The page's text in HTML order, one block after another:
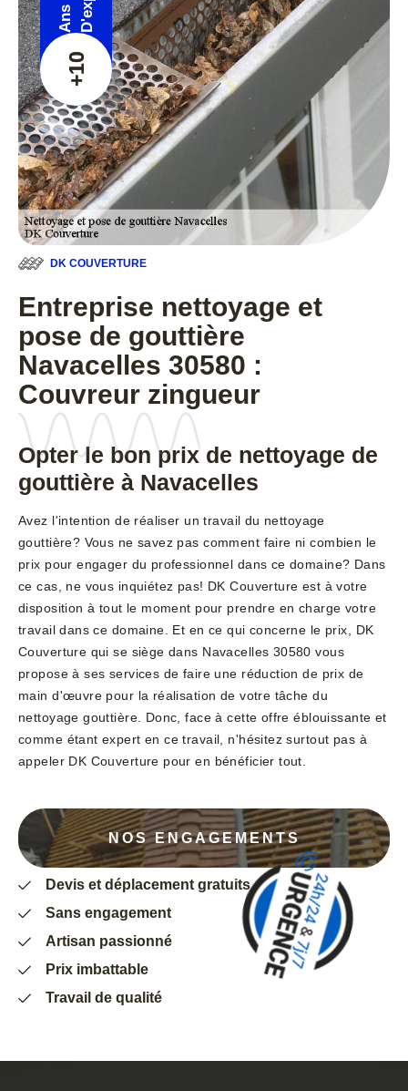
+10
Ans
DK COUVERTURE
Entreprise nettoyage et
pose de gouttière
Navacelles 30580 :
Couvreur zingueur
Opter le bon prix de nettoyage de
gouttière à Navacelles
Avez l'intention de réaliser un travail du nettoyage
gouttière? Vous ne savez pas comment faire ni combien le
prix pour engager du professionnel dans ce domaine? Dans
ce cas, ne vous inquiétez pas! DK Couverture est à votre
disposition à tout le moment pour prendre en charge votre
travail dans ce domaine. Et en ce qui concerne le prix, DK
Couverture qui se siège dans Navacelles 30580 vous
propose à ses services de faire une réduction de prix de
main d'œuvre pour la réalisation de votre tâche du
nettoyage gouttière. Donc, face à cette offre éblouissante et
comme étant expert en ce travail, n'hésitez surtout pas à
appeler DK Couverture pour en bénéficier tout.
NOS ENGAGEMENTS
Devis et déplacement gratuits
Sans engagement
Artisan passionné
Prix imbattable
Travail de qualité